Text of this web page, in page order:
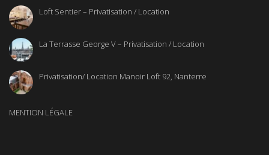
Loft Sentier – Privatisation / Location
La Terrasse George V – Privatisation / Location
Privatisation/ Location Manoir Loft 92, Nanterre
MENTION LÉGALE